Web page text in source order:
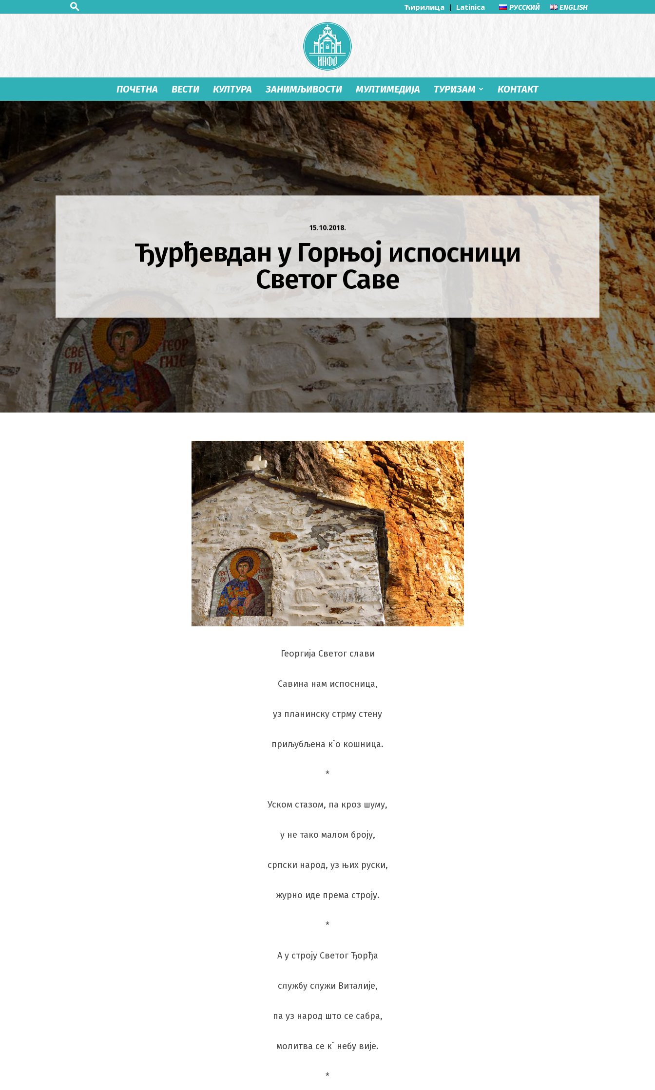
Ћирилица | Latinica РУССКИЙ ENGLISH
Студеница
Инфо
ПОЧЕТНА ВЕСТИ КУЛТУРА ЗАНИМЉИВОСТИ МУЛТИМЕДИЈА ТУРИЗАМ КОНТАКТ
15.10.2018.
Ђурђевдан у Горњој испосници
Светог Саве
Георгија Светог слави
Савина нам испосница,
уз планинску стрму стену
приљубљена к`о кошница.
*
Уском стазом, па кроз шуму,
у не тако малом броју,
српски народ, уз њих руски,
журно иде према строју.
*
А у строју Светог Ђорђа
службу служи Виталије,
па уз народ што се сабра,
молитва се к` небу вије.
*